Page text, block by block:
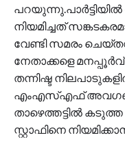
നിയമിച്ചത്
വേണ്ടി സമരം
നേതാക്കളെ
തന്നിഷ്ട
എംഎസ്എഫ്
താഴെത്തട്ടിൽ
സ്റ്റാഫിനെ